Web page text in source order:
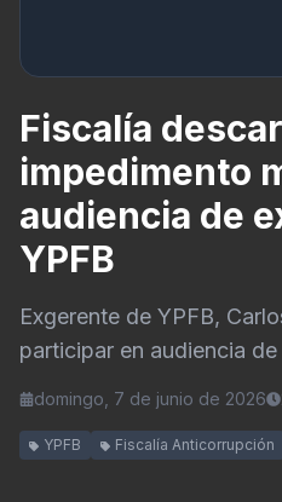
Fiscalía
impedimento
audiencia de
YPFB
Exgerente de YPFB,
participar en audiencia
domingo, 7 de junio de 2026
YPFB Fiscalía Anticorrupción